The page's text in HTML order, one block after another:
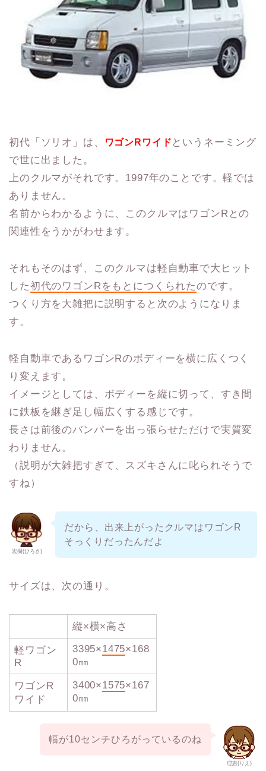
初代「ソリオ」は、 ワゴンRワイド というネーミング
で世に出ました。
上のクルマがそれです。1997年のことです。軽では
ありません。
名前からわかるように、このクルマはワゴンRとの
関連性をうかがわせます。
それもそのはず、このクルマは軽自動車で大ヒット
した初代のワゴンRをもとにつくられたのです。
つくり方を大雑把に説明すると次のようになりま
す。
軽自動車であるワゴンRのボディーを横に広くつく
り変えます。
イメージとしては、ボディーを縦に切って、すき間
に鉄板を継ぎ足し幅広くする感じです。
長さは前後のバンパーを出っ張らせただけで実質変
わりません。
（説明が大雑把すぎて、スズキさんに叱られそうで
すね）
宏樹(ひろき)
だから、 出来上がったクルマはワゴンR
そっくりだったんだよ
サイズは、次の通り。
縦×横×高さ
軽ワゴン
R
3395×1475×168
0㎜
ワゴンR
ワイド
3400×1575×167
0㎜
理恵(りえ)
幅が10センチひろがっているのね